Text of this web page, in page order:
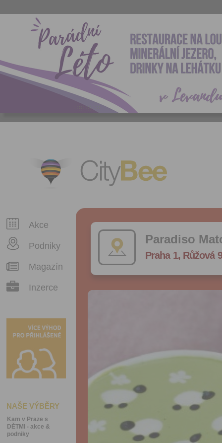
CityBee
Akce
Podniky
Magazín
Inzerce
NAŠE VÝBĚRY
Kam v Praze s
DĚTMI - akce &
podniky
Paradiso
Praha 1, Růžová